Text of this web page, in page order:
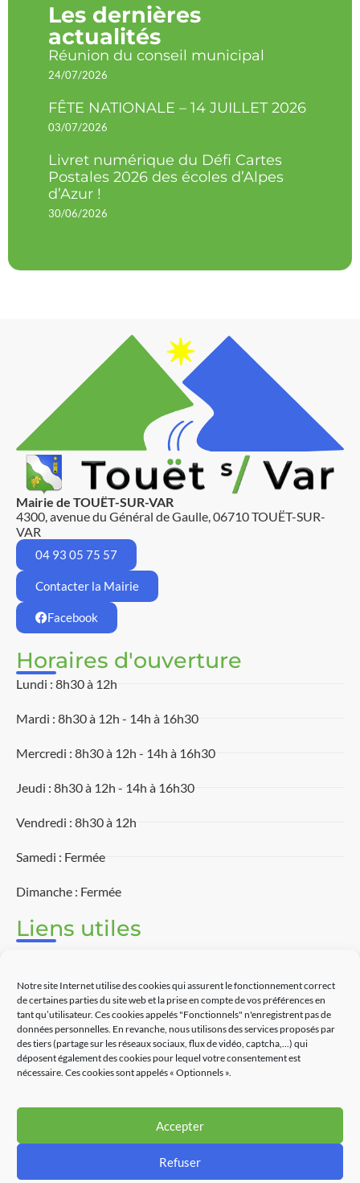
Notre site Internet utilise des cookies qui assurent le fonctionnement correct
de certaines parties du site web et la prise en compte de vos préférences en
tant qu’utilisateur. Ces cookies appelés "Fonctionnels" n'enregistrent pas de
données personnelles. En revanche, nous utilisons des services proposés par
des tiers (partage sur les réseaux sociaux, flux de vidéo, captcha,...) qui
déposent également des cookies pour lequel votre consentement est
nécessaire. Ces cookies sont appelés « Optionnels ».
Accepter
Refuser
Les dernières
actualités
Réunion du conseil municipal
24/07/2026
FÊTE NATIONALE – 14 JUILLET 2026
03/07/2026
Livret numérique du Défi Cartes
Postales 2026 des écoles d’Alpes
d’Azur !
30/06/2026
Mairie de TOUËT-SUR-VAR
4300, avenue du Général de Gaulle, 06710 TOUËT-SUR-
VAR
04 93 05 75 57
Contacter la Mairie
Facebook
Horaires d'ouverture
Lundi : 8h30 à 12h
Mardi : 8h30 à 12h - 14h à 16h30
Mercredi : 8h30 à 12h - 14h à 16h30
Jeudi : 8h30 à 12h - 14h à 16h30
Vendredi : 8h30 à 12h
Samedi : Fermée
Dimanche : Fermée
Liens utiles
Découvrir Touët-sur-Var
Commerces
Contact
Partenaires